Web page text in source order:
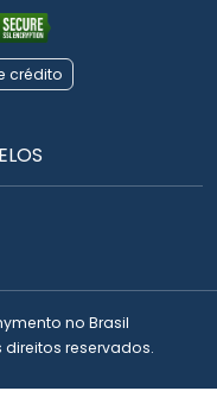
crédito
no Brasil
reservados.